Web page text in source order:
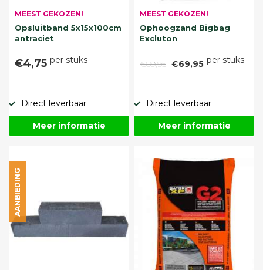
MEEST GEKOZEN!
Opsluitband 5x15x100cm
antraciet
€4,75 per stuks
Direct leverbaar
Meer informatie
MEEST GEKOZEN!
Ophoogzand Bigbag
Excluton
€89,95 €69,95 per stuks
Direct leverbaar
Meer informatie
AANBIEDING